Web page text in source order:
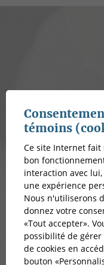
témoins
Ce site Internet fait
bon
interaction avec
une expérience
Nous n'utiliserons
donnez votre
«Tout accepter».
possibilité de
de cookies en
bouton